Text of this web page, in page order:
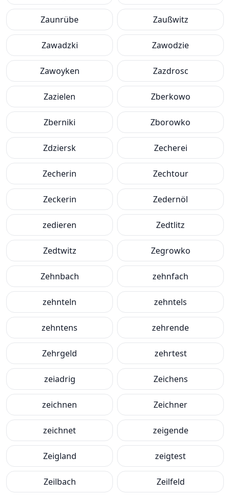
Zaunrübe Zaußwitz
Zawadzki Zawodzie
Zawoyken Zazdrosc
Zazielen Zberkowo
Zberniki Zborowko
Zdziersk Zecherei
Zecherin Zechtour
Zeckerin Zedernöl
zedieren Zedtlitz
Zedtwitz Zegrowko
Zehnbach zehnfach
zehnteln zehntels
zehntens zehrende
Zehrgeld zehrtest
zeiadrig Zeichens
zeichnen Zeichner
zeichnet zeigende
Zeigland zeigtest
Zeilbach Zeilfeld